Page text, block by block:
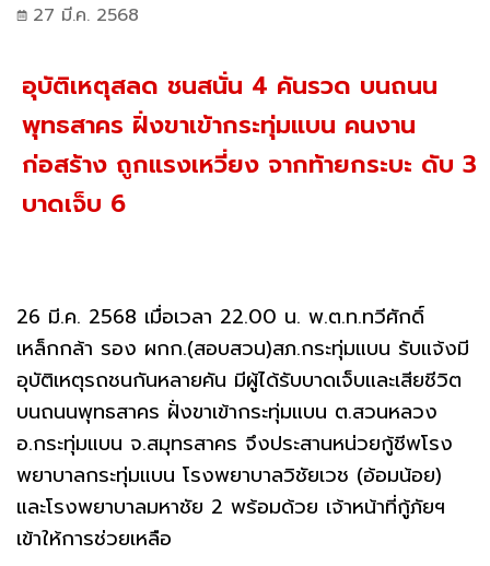
27 มี.ค. 2568
อุบัติเหตุสลด ชนสนั่น 4 คันรวด บนถนน
พุทธสาคร ฝั่งขาเข้ากระทุ่มแบน คนงาน
ก่อสร้าง ถูกแรงเหวี่ยง จากท้ายกระบะ ดับ 3
บาดเจ็บ 6
26 มี.ค. 2568 เมื่อเวลา 22.00 น. พ.ต.ท.ทวีศักดิ์
เหล็กกล้า รอง ผกก.(สอบสวน)สภ.กระทุ่มแบน รับแจ้งมี
อุบัติเหตุรถชนกันหลายคัน มีผู้ได้รับบาดเจ็บและเสียชีวิต
บนถนนพุทธสาคร ฝั่งขาเข้ากระทุ่มแบน ต.สวนหลวง
อ.กระทุ่มแบน จ.สมุทรสาคร จึงประสานหน่วยกู้ชีพโรง
พยาบาลกระทุ่มแบน โรงพยาบาลวิชัยเวช (อ้อมน้อย)
และโรงพยาบาลมหาชัย 2 พร้อมด้วย เจ้าหน้าที่กู้ภัยฯ
เข้าให้การช่วยเหลือ